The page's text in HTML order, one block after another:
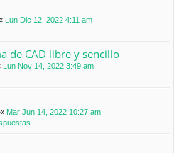
Lun Dic 12, 2022 4:11 am
de CAD libre y sencillo
Lun Nov 14, 2022 3:49 am
« Mar Jun 14, 2022 10:27 am